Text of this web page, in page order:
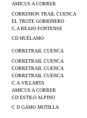
AMICUS A CORRER
CORREMON TRAIL CUENCA
EL TROTE GORRINERO
C.A REAJO FONTENSE
CD HUÉLAMO
CORRETRAIL CUENCA
CORRETRAIL CUENCA
CORRETRAIL CUENCA
CORRETRAIL CUENCA
C.A.VILLARTA
AMICUS A CORRER
CD ESTILO ALPINO
C D GAMO MOTILLA